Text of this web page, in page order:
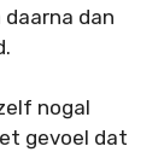
dan
nogal
gevoel dat